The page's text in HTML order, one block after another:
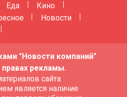
Еда
Кино
Новости
"Новости компаний"
правах рекламы.
сайта
является наличие